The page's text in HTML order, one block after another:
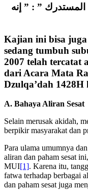
المستدرك ” : ” إنه
Kajian ini bisa
sedang tumbuh
2007 telah tercatat
dari Acara Mata
Dzulqa’dah 1428H
A. Bahaya Aliran Sesat
Selain merusak akidah,
berpikir masyarakat dan
Para ulama umumnya
aliran dan paham sesat
MUI[1]. Karena itu,
fatwa terhadap berbagai
dan paham sesat juga